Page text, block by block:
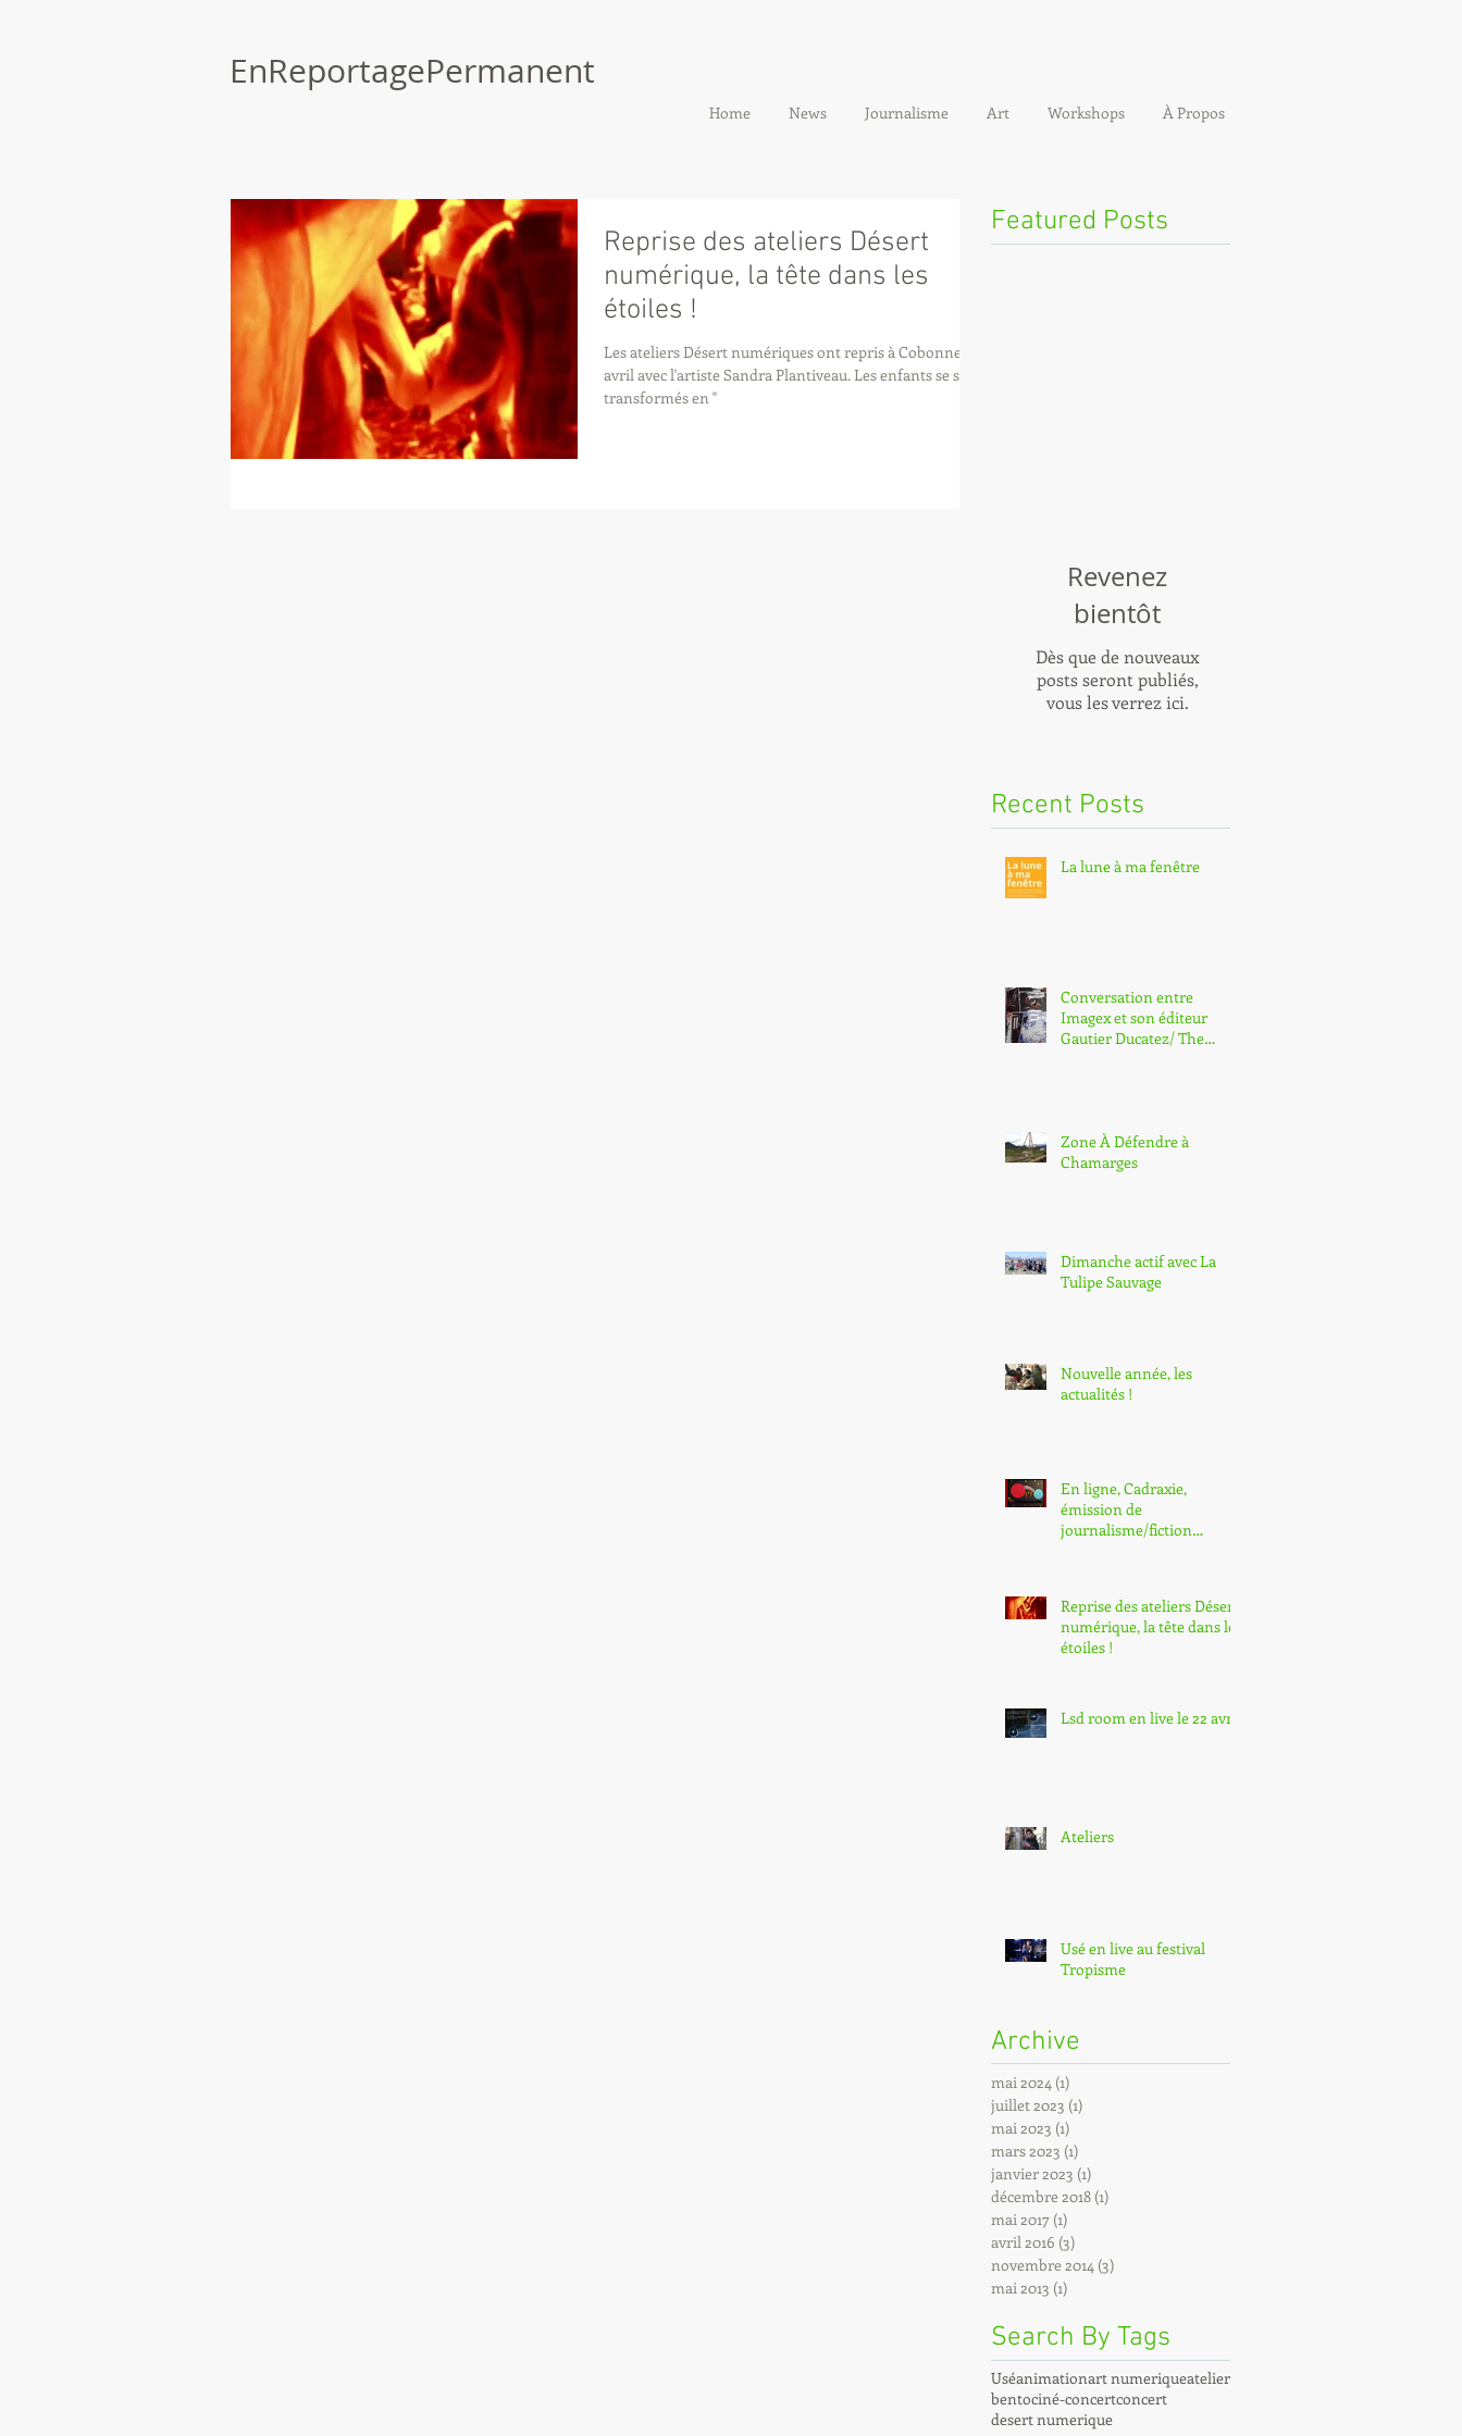
EnReportagePermanent
Home News Journalisme Art Workshops À Propos
Reprise des ateliers Désert
numérique, la tête dans les
étoiles !
Les ateliers Désert numériques ont repris à Cobonne en
avril avec l'artiste Sandra Plantiveau. Les enfants se sont
transformés en "
Featured Posts
Revenez
bientôt
Dès que de nouveaux
posts seront publiés,
vous les verrez ici.
Recent Posts
La lune à ma fenêtre
Conversation entre
Imagex et son éditeur
Gautier Ducatez/ The
Zone À Défendre à
Chamarges
Dimanche actif avec La
Tulipe Sauvage
Nouvelle année, les
actualités !
En ligne, Cadraxie,
émission de
journalisme/fiction
Reprise des ateliers Désert
numérique, la tête dans les
étoiles !
Lsd room en live le 22 avril
Ateliers
Usé en live au festival
Tropisme
Archive
mai 2024 (1)
juillet 2023 (1)
mai 2023 (1)
mars 2023 (1)
janvier 2023 (1)
décembre 2018 (1)
mai 2017 (1)
avril 2016 (3)
novembre 2014 (3)
mai 2013 (1)
Search By Tags
Uséanimationart numeriqueatelier
bentociné-concertconcert
desert numerique